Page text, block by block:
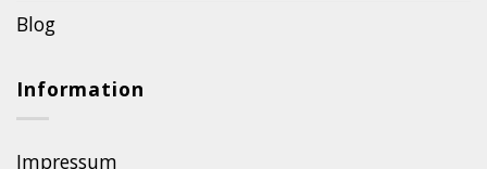
Blog
Information
Impressum